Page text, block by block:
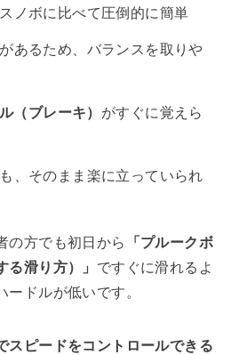
ノボに比べて圧倒的に簡単
があるため、バランスを取りや
（ブレーキ） がすぐに覚えら
、そのまま楽に立っていられ
の方でも初日から
「プルークボ
る滑り方）」 ですぐに滑れるよ
ードルが低いです。
スピードをコントロールできる